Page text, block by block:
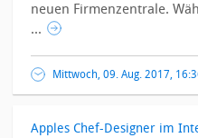
neuen Firmenzentrale.
...
Mittwoch, 09. Aug. 2017,
Apples Chef-Designer im